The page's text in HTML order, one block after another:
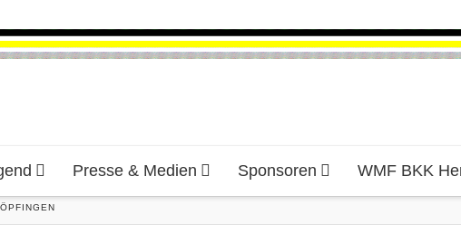
Presse & Medien Sponsoren WMF BKK